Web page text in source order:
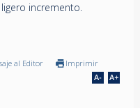
incremento.
al Editor Imprimir